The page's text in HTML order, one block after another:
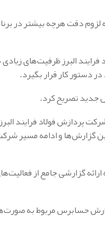
دقت هرچه بیشتر در
البرز ظرفیت‌های زیادی
دستور کار قرار بگیرد.
جدید تصریح کرد.
پردازش فولاد فرایند
گزارش‌ها و ادامه مسیر
گزارشی جامع از
حسابرس مربوط به